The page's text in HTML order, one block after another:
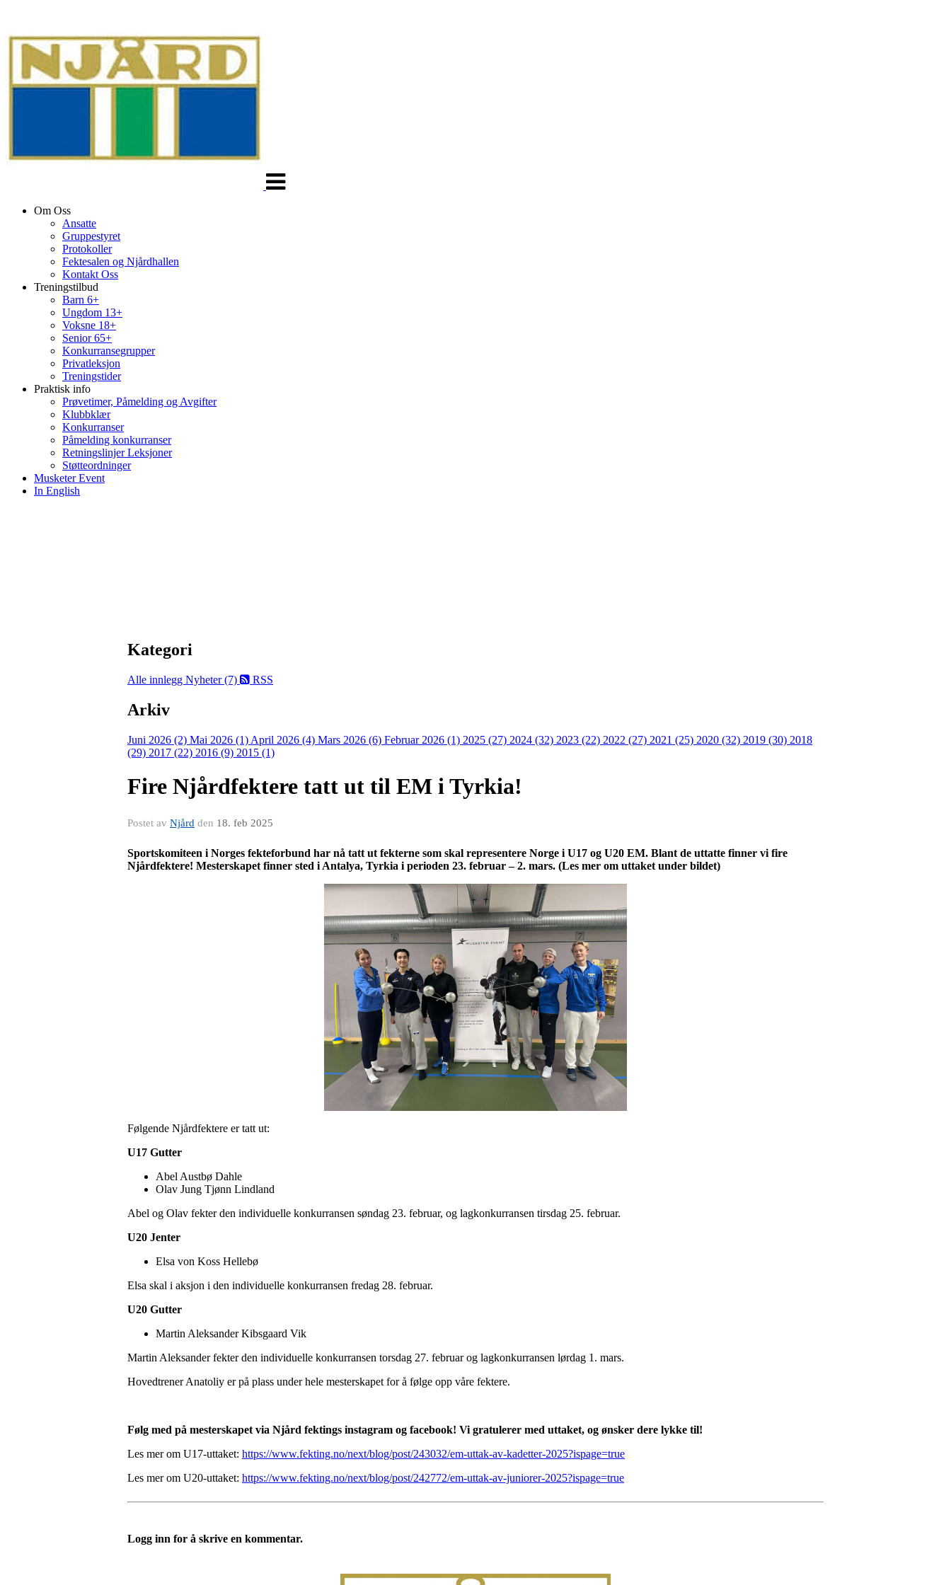
Om Oss
Ansatte
Gruppestyret
Protokoller
Fektesalen og Njårdhallen
Kontakt Oss
Treningstilbud
Barn 6+
Ungdom 13+
Voksne 18+
Senior 65+
Konkurransegrupper
Privatleksjon
Treningstider
Praktisk info
Prøvetimer, Påmelding og Avgifter
Klubbklær
Konkurranser
Påmelding konkurranser
Retningslinjer Leksjoner
Støtteordninger
Musketer Event
In English
Kategori
Alle innlegg Nyheter (7) RSS
Arkiv
Juni 2026 (2) Mai 2026 (1) April 2026 (4) Mars 2026 (6) Februar 2026 (1) 2025 (27) 2024 (32) 2023 (22) 2022 (27) 2021 (25) 2020 (32) 2019 (30) 2018
(29) 2017 (22) 2016 (9) 2015 (1)
Fire Njårdfektere tatt ut til EM i Tyrkia!
Postet av Njård den 18. feb 2025
Sportskomiteen i Norges fekteforbund har nå tatt ut fekterne som skal representere Norge i U17 og U20 EM. Blant de uttatte finner vi fire
Njårdfektere! Mesterskapet finner sted i Antalya, Tyrkia i perioden 23. februar – 2. mars. (Les mer om uttaket under bildet)
Følgende Njårdfektere er tatt ut:
U17 Gutter
Abel Austbø Dahle
Olav Jung Tjønn Lindland
Abel og Olav fekter den individuelle konkurransen søndag 23. februar, og lagkonkurransen tirsdag 25. februar.
U20 Jenter
Elsa von Koss Hellebø
Elsa skal i aksjon i den individuelle konkurransen fredag 28. februar.
U20 Gutter
Martin Aleksander Kibsgaard Vik
Martin Aleksander fekter den individuelle konkurransen torsdag 27. februar og lagkonkurransen lørdag 1. mars.
Hovedtrener Anatoliy er på plass under hele mesterskapet for å følge opp våre fektere.
Følg med på mesterskapet via Njård fektings instagram og facebook! Vi gratulerer med uttaket, og ønsker dere lykke til!
Les mer om U17-uttaket: https://www.fekting.no/next/blog/post/243032/em-uttak-av-kadetter-2025?ispage=true
Les mer om U20-uttaket: https://www.fekting.no/next/blog/post/242772/em-uttak-av-juniorer-2025?ispage=true
Logg inn for å skrive en kommentar.